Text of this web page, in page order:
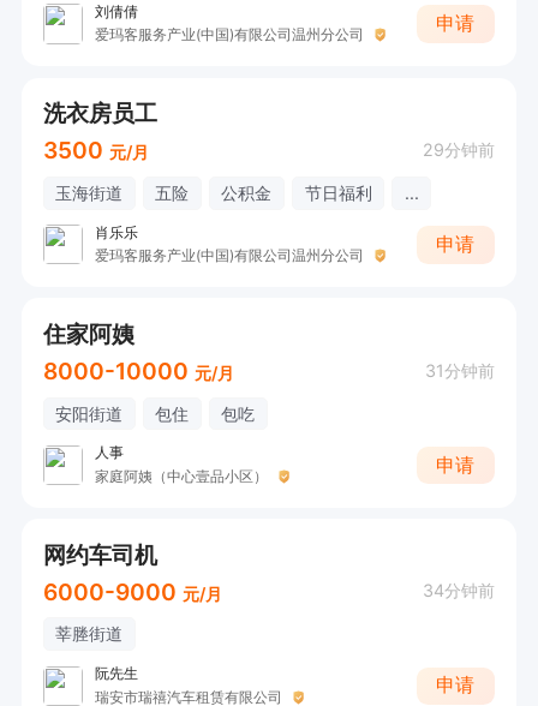
刘倩倩
爱玛客服务产业(中国)有限公司温州分公司
申请
洗衣房员工
3500 元/月 29分钟前
玉海街道 五险 公积金 节日福利 ...
肖乐乐
爱玛客服务产业(中国)有限公司温州分公司
申请
住家阿姨
8000-10000 元/月 31分钟前
安阳街道 包住 包吃
人事
家庭阿姨（中心壹品小区）
申请
网约车司机
6000-9000 元/月 34分钟前
莘塍街道
阮先生
瑞安市瑞禧汽车租赁有限公司
申请